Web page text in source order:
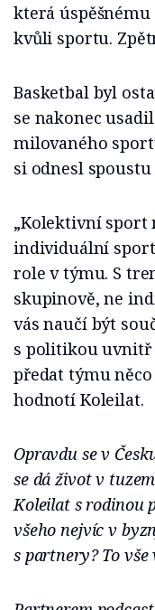
která
kvůli sportu.
Basketbal byl
se nakonec
milovaného
si odnesl
„Kolektivní sport
individuální
role v týmu. S
skupinově, ne
vás naučí být
s politikou uvnitř
předat týmu
hodnotí Koleilat.
Opravdu se v
se dá život v
Koleilat s rodinou
všeho nejvíc v
s partnery? To vše